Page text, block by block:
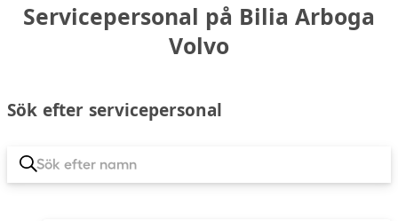
Servicepersonal på Bilia Arboga
Volvo
Sök efter servicepersonal